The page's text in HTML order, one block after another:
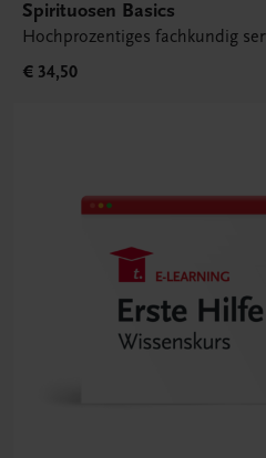
Spirituosen Basics
Hochprozentiges fachkundig
€ 34,50